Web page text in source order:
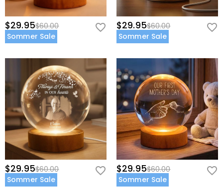
$29.95$60.00
Sommer Sale
$29.95$60.00
Sommer Sale
$29.95$60.00
Sommer Sale
$29.95$60.00
Sommer Sale